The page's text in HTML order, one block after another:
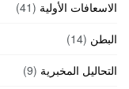
الاسعافات الأولية (41)
البطن (14)
التحاليل المخبرية (9)